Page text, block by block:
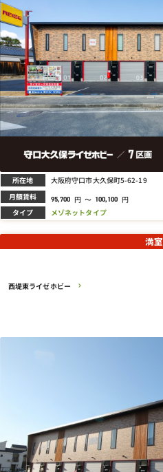
所在地 大阪府守口市大久保町5-62-19
月額賃料 95,700 円 ～ 100,100 円
タイプ メゾネットタイプ
西堤東ライゼホビー
満室